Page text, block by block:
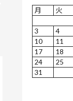
月
火
3
4
10
11
17
18
24
25
31